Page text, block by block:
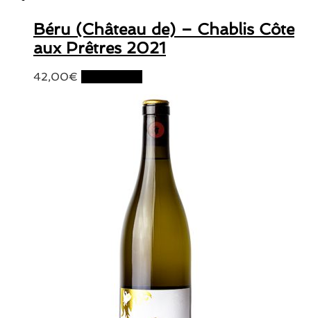
Béru (Château de) – Chablis Côte
aux Prêtres 2021
42,00€